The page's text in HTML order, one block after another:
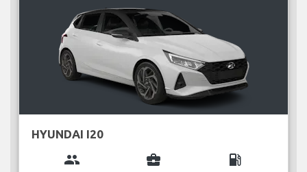
HYUNDAI I20
group business_center local_gas_station